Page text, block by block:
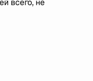
всего, не